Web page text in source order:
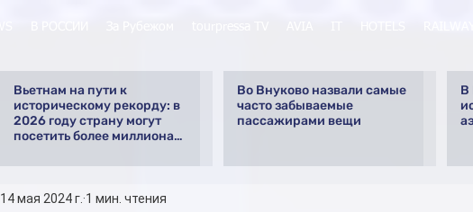
Вьетнам на пути к
историческому рекорду: в
2026 году страну могут
посетить более миллиона
Во Внуково назвали самые
часто забываемые
пассажирами вещи
В
14 мая 2024 г. 1 мин. чтения